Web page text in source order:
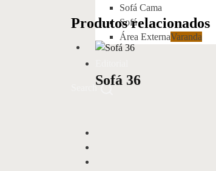
Sofá Cama
Sofá
Área ExternaVaranda
Search
Produtos relacionados
Sofá 36